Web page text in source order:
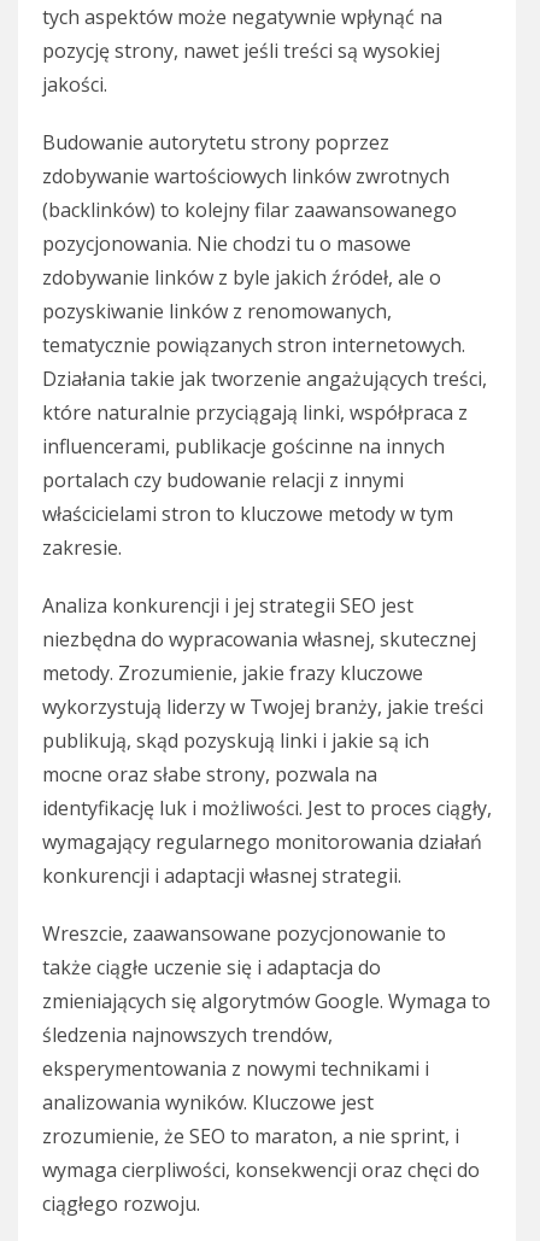
tych aspektów może negatywnie wpłynąć na
pozycję strony, nawet jeśli treści są wysokiej
jakości.
Budowanie autorytetu strony poprzez
zdobywanie wartościowych linków zwrotnych
(backlinków) to kolejny filar zaawansowanego
pozycjonowania. Nie chodzi tu o masowe
zdobywanie linków z byle jakich źródeł, ale o
pozyskiwanie linków z renomowanych,
tematycznie powiązanych stron internetowych.
Działania takie jak tworzenie angażujących treści,
które naturalnie przyciągają linki, współpraca z
influencerami, publikacje gościnne na innych
portalach czy budowanie relacji z innymi
właścicielami stron to kluczowe metody w tym
zakresie.
Analiza konkurencji i jej strategii SEO jest
niezbędna do wypracowania własnej, skutecznej
metody. Zrozumienie, jakie frazy kluczowe
wykorzystują liderzy w Twojej branży, jakie treści
publikują, skąd pozyskują linki i jakie są ich
mocne oraz słabe strony, pozwala na
identyfikację luk i możliwości. Jest to proces ciągły,
wymagający regularnego monitorowania działań
konkurencji i adaptacji własnej strategii.
Wreszcie, zaawansowane pozycjonowanie to
także ciągłe uczenie się i adaptacja do
zmieniających się algorytmów Google. Wymaga to
śledzenia najnowszych trendów,
eksperymentowania z nowymi technikami i
analizowania wyników. Kluczowe jest
zrozumienie, że SEO to maraton, a nie sprint, i
wymaga cierpliwości, konsekwencji oraz chęci do
ciągłego rozwoju.